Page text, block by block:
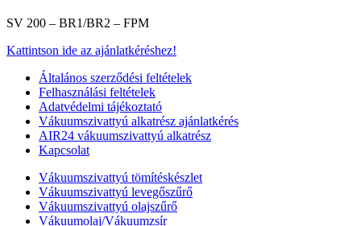
SV 200 – BR1/BR2 – FPM
Kattintson ide az ajánlatkéréshez!
Általános szerződési feltételek
Felhasználási feltételek
Adatvédelmi tájékoztató
Vákuumszivattyú alkatrész ajánlatkérés
AIR24 vákuumszivattyú alkatrész
Kapcsolat
Vákuumszivattyú tömítéskészlet
Vákuumszivattyú levegőszűrő
Vákuumszivattyú olajszűrő
Vákuumolaj/Vákuumzsír